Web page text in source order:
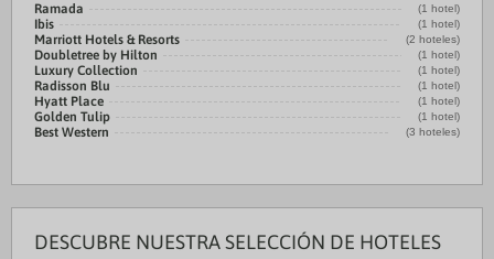
Ramada (1 hotel)
Ibis (1 hotel)
Marriott Hotels & Resorts (2 hoteles)
Doubletree by Hilton (1 hotel)
Luxury Collection (1 hotel)
Radisson Blu (1 hotel)
Hyatt Place (1 hotel)
Golden Tulip (1 hotel)
Best Western (3 hoteles)
DESCUBRE NUESTRA SELECCIÓN DE HOTELES